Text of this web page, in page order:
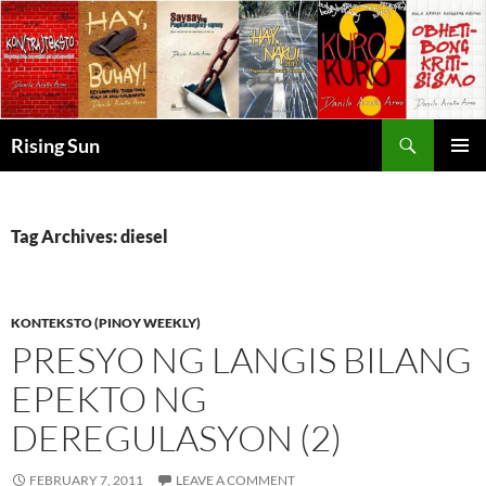
Skip
to
content
Rising Sun
Tag Archives: diesel
KONTEKSTO (PINOY WEEKLY)
PRESYO NG LANGIS BILANG
EPEKTO NG
DEREGULASYON (2)
FEBRUARY 7, 2011 LEAVE A COMMENT